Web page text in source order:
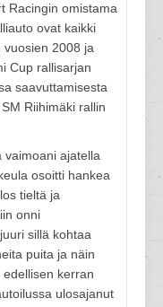
Racingin omistama
ovat kaikki
2008 ja
Cup rallisarjan
saavuttamisesta
Riihimäki rallin
vaimoani ajatella
osoitti hankea
tieltä ja
onni
sillä kohtaa
puita ja näin
kerran
ulosajanut